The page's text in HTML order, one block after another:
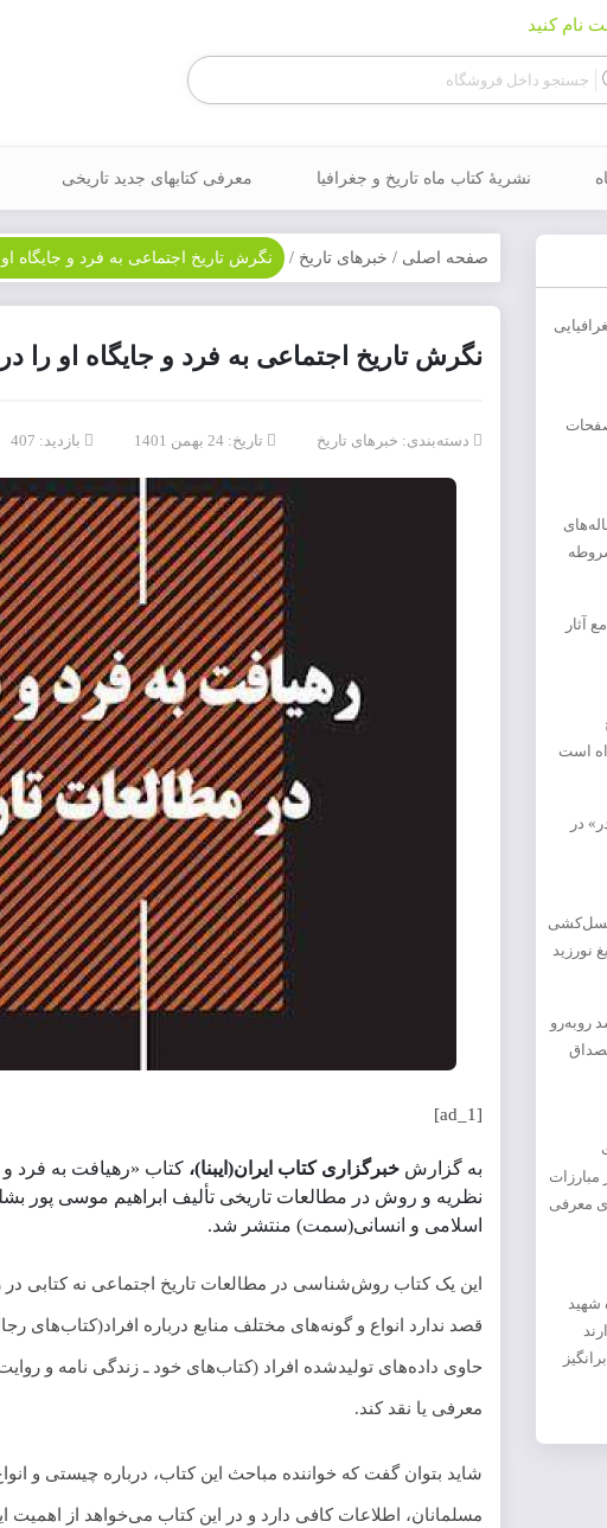
نام کنید
search
نشریۀ کتاب ماه تاریخ و جغرافیا معرفی کتابهای جدید تاریخی
صفحه اصلی / خبرهای تاریخ / نگرش تاریخ اجتماعی به فرد و جایگاه
نگرش تاریخ اجتماعی به فرد و جایگاه او را
دسته‌بندی: خبرهای تاریخ تاریخ: 24 بهمن 1401 بازدید: 407
[ad_1]
به گزارش خبرگزاری کتاب ایران(ایبنا)، کتاب «رهیافت به فرد
نظریه و روش در مطالعات تاریخی تألیف ابراهیم موسی پور
اسلامی و انسانی(سمت) منتشر شد.
این یک کتاب روش‌شناسی در مطالعات تاریخ اجتماعی نه
قصد ندارد انواع و گونه‌های مختلف منابع درباره
حاوی داده‌های تولیدشده افراد (کتاب‌های خود ـ زندگی نامه و
معرفی یا نقد کند.
شاید بتوان گفت که خواننده مباحث این کتاب، درباره چیستی و
مسلمانان، اطلاعات کافی دارد و در این کتاب می‌خواهد از
آثار
است
در
نسل‌کشی
نورزید
روبه‌رو
مبارزات
معرفی
شهید